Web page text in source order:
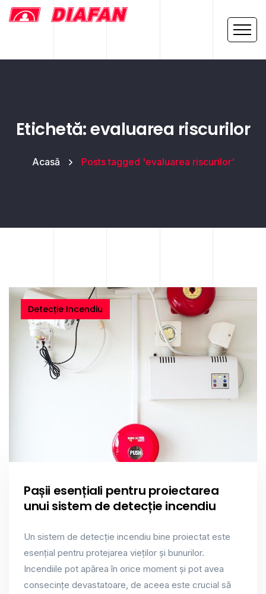
Etichetă: evaluarea riscurilor
Acasă Posts tagged 'evaluarea riscurilor'
Detecție Incendiu
Pașii esențiali pentru proiectarea
unui sistem de detecție incendiu
Un sistem de detecție incendiu bine proiectat este
esențial pentru protejarea vieților și bunurilor.
Incendiile pot apărea în orice moment și pot avea
consecințe devastatoare, de aceea este crucial să